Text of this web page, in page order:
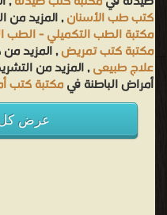
كتب طب الأسنان, المزيد من
مكتبة الطب التكميلي - الطب
مكتبة كتب تمريض, المزيد
علاج طبيعى, المزيد من
أمراض الباطنة فيمكتبة كتب
عرض